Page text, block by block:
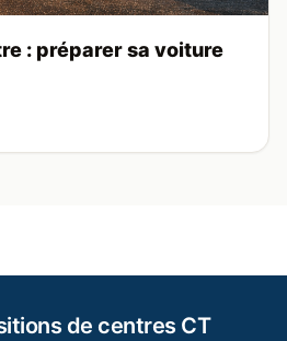
: préparer sa voiture
de centres CT